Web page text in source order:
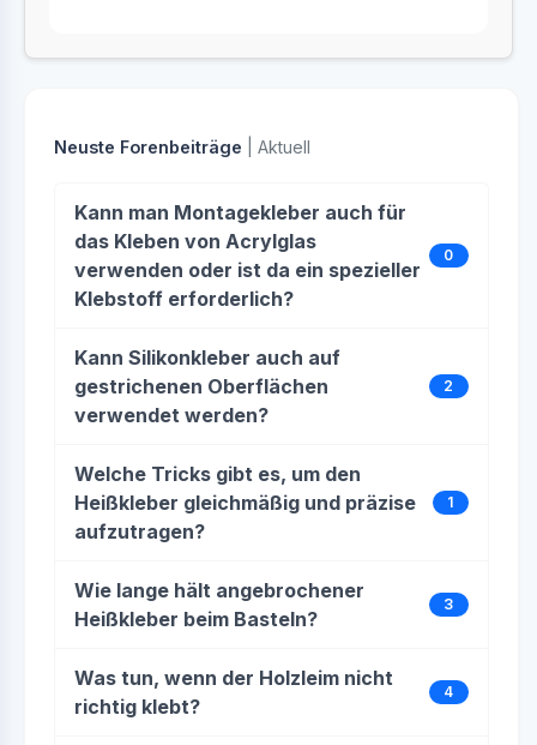
Neuste Forenbeiträge | Aktuell
Kann man Montagekleber auch für
das Kleben von Acrylglas
verwenden oder ist da ein spezieller
Klebstoff erforderlich?
0
Kann Silikonkleber auch auf
gestrichenen Oberflächen
verwendet werden?
2
Welche Tricks gibt es, um den
Heißkleber gleichmäßig und präzise
aufzutragen?
1
Wie lange hält angebrochener
Heißkleber beim Basteln?
3
Was tun, wenn der Holzleim nicht
richtig klebt?
4